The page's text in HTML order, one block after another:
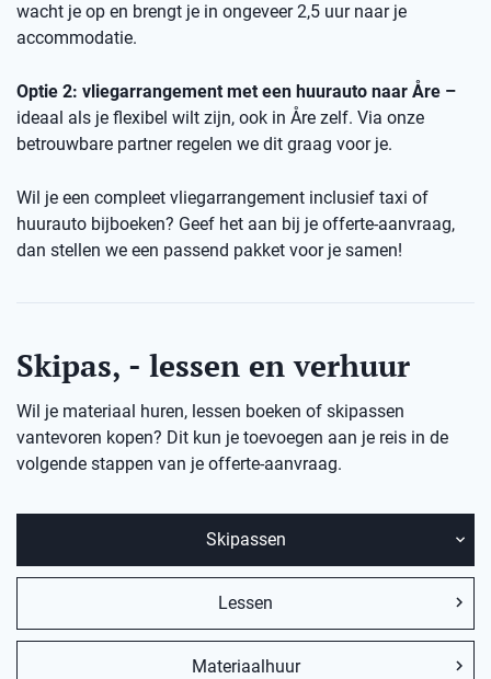
wacht je op en brengt je in ongeveer 2,5 uur naar je
accommodatie.
Optie 2: vliegarrangement met een huurauto naar Åre –
ideaal als je flexibel wilt zijn, ook in Åre zelf. Via onze
betrouwbare partner regelen we dit graag voor je.
Wil je een compleet vliegarrangement inclusief taxi of
huurauto bijboeken? Geef het aan bij je offerte-aanvraag,
dan stellen we een passend pakket voor je samen!
Skipas, - lessen en verhuur
Wil je materiaal huren, lessen boeken of skipassen
vantevoren kopen? Dit kun je toevoegen aan je reis in de
volgende stappen van je offerte-aanvraag.
Skipassen
Lessen
Materiaalhuur